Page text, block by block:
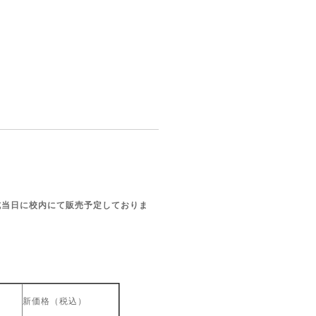
日に校内にて販売予定しておりま
新価格（税込）